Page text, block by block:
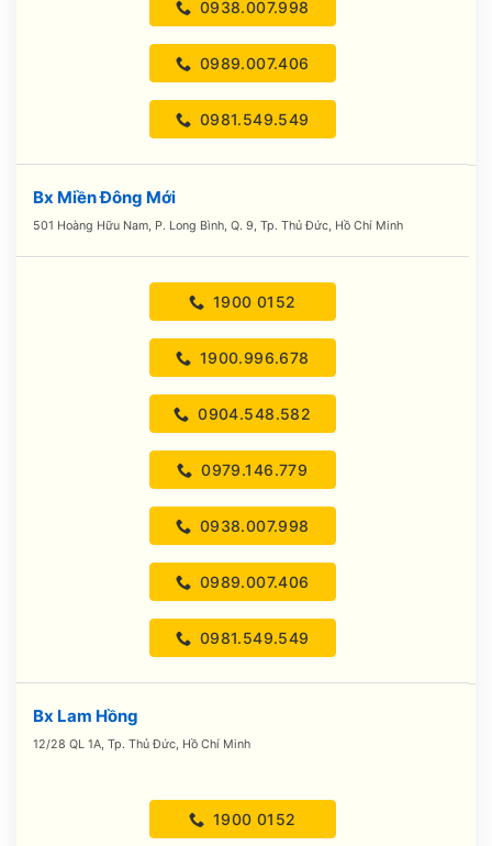
0938.007.998
0989.007.406
0981.549.549
Bx Miền Đông Mới
501 Hoàng Hữu Nam, P. Long Bình, Q. 9, Tp. Thủ Đức, Hồ Chí Minh
1900 0152
1900.996.678
0904.548.582
0979.146.779
0938.007.998
0989.007.406
0981.549.549
Bx Lam Hồng
12/28 QL 1A, Tp. Thủ Đức, Hồ Chí Minh
1900 0152